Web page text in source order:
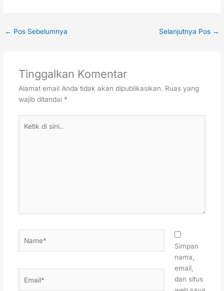
← Pos Sebelumnya Selanjutnya Pos →
Tinggalkan Komentar
Alamat email Anda tidak akan dipublikasikan. Ruas yang
wajib ditandai *
Simpan
nama,
email,
dan situs